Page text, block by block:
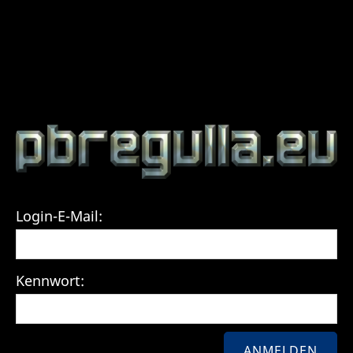
Login-E-Mail:
Kennwort: